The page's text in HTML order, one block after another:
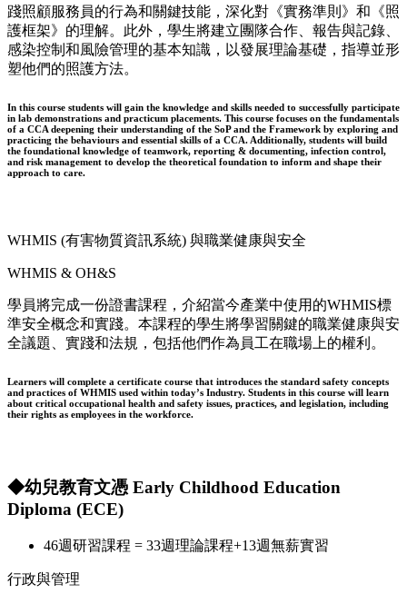
踐照顧服務員的行為和關鍵技能，深化對《實務準則》和《照
護框架》的理解。此外，學生將建立團隊合作、報告與記錄、
感染控制和風險管理的基本知識，以發展理論基礎，指導並形
塑他們的照護方法。
In this course students will gain the knowledge and skills needed to successfully participate
in lab demonstrations and practicum placements. This course focuses on the fundamentals
of a CCA deepening their understanding of the SoP and the Framework by exploring and
practicing the behaviours and essential skills of a CCA. Additionally, students will build
the foundational knowledge of teamwork, reporting & documenting, infection control,
and risk management to develop the theoretical foundation to inform and shape their
approach to care.
WHMIS (有害物質資訊系統) 與職業健康與安全
WHMIS & OH&S
學員將完成一份證書課程，介紹當今產業中使用的WHMIS標
準安全概念和實踐。本課程的學生將學習關鍵的職業健康與安
全議題、實踐和法規，包括他們作為員工在職場上的權利。
Learners will complete a certificate course that introduces the standard safety concepts
and practices of WHMIS used within today’s Industry. Students in this course will learn
about critical occupational health and safety issues, practices, and legislation, including
their rights as employees in the workforce.
◆幼兒教育文憑 Early Childhood Education
Diploma (ECE)
46週研習課程 = 33週理論課程+13週無薪實習
行政與管理